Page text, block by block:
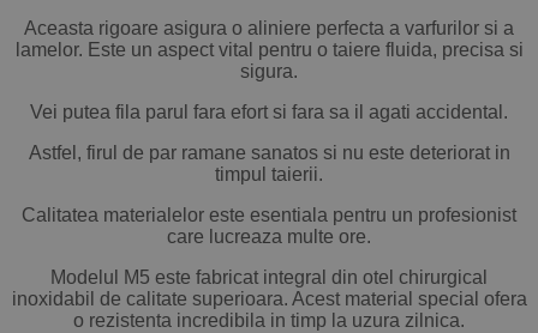
Aceasta rigoare asigura o aliniere perfecta a varfurilor si a
lamelor. Este un aspect vital pentru o taiere fluida, precisa si
sigura.
Vei putea fila parul fara efort si fara sa il agati accidental.
Astfel, firul de par ramane sanatos si nu este deteriorat in
timpul taierii.
Calitatea materialelor este esentiala pentru un profesionist
care lucreaza multe ore.
Modelul M5 este fabricat integral din otel chirurgical
inoxidabil de calitate superioara. Acest material special ofera
o rezistenta incredibila in timp la uzura zilnica.